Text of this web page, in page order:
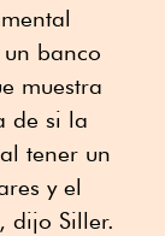
banco
muestra
de si la
tener un
y el
dijo Siller.